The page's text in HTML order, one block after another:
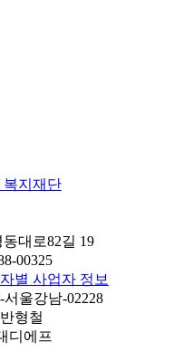
복지재단
대로82길 19
00325
별 사업자 정보
울강남-02228
형철
디에프